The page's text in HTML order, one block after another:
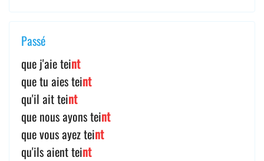
Passé
que j'aie teint
que tu aies teint
qu'il ait teint
que nous ayons teint
que vous ayez teint
qu'ils aient teint